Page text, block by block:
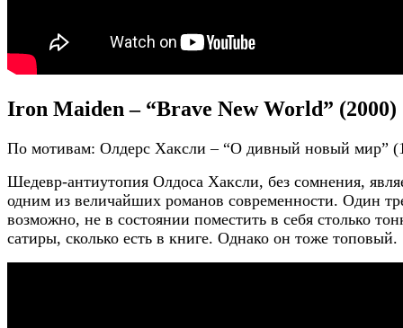
Iron Maiden – “Brave New World” (2000)
По мотивам: Олдерс Хаксли – “О дивный новый мир”
Шедевр-антиутопия Олдоса Хаксли, без сомнения,
одним из величайших романов современности. Один
возможно, не в состоянии поместить в себя столько
сатиры, сколько есть в книге. Однако он тоже топовый.